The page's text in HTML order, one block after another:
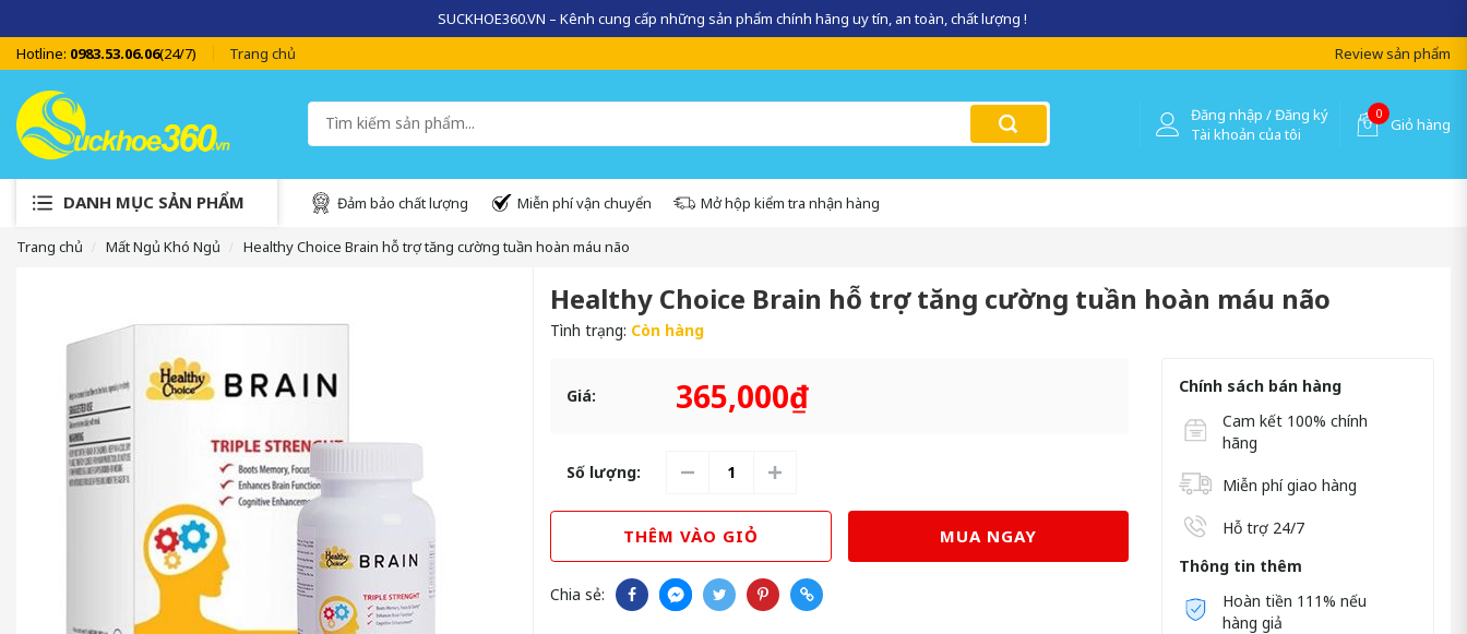
SUCKHOE360.VN – Kênh cung cấp những sản phẩm chính hãng uy tín, an toàn, chất lượng !
Hotline: 0983.53.06.06(24/7) Trang chủ Review sản phẩm
Đăng nhập / Đăng ký
Tài khoản của tôi
0
Giỏ hàng
DANH MỤC SẢN PHẨM Đảm bảo chất lượng Miễn phí vận chuyển Mở hộp kiểm tra nhận hàng
Trang chủ Mất Ngủ Khó Ngủ Healthy Choice Brain hỗ trợ tăng cường tuần hoàn máu não
Healthy Choice Brain hỗ trợ tăng cường tuần hoàn máu não
Tình trạng: Còn hàng
Giá: 365,000₫
Số lượng:
THÊM VÀO GIỎ MUA NGAY
Chia sẻ:
Chính sách bán hàng
Cam kết 100% chính
hãng
Miễn phí giao hàng
Hỗ trợ 24/7
Thông tin thêm
Hoàn tiền 111% nếu
hàng giả